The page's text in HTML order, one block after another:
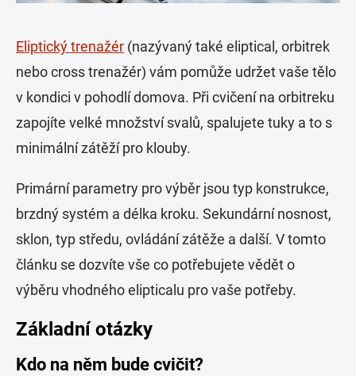
Eliptický trenažér (nazývaný také eliptical, orbitrek
nebo cross trenažér) vám pomůže udržet vaše tělo
v kondici v pohodlí domova. Při cvičení na orbitreku
zapojíte velké množství svalů, spalujete tuky a to s
minimální zátěží pro klouby.
Primární parametry pro výběr jsou typ konstrukce,
brzdný systém a délka kroku. Sekundární nosnost,
sklon, typ středu, ovládání zátěže a další. V tomto
článku se dozvíte vše co potřebujete vědět o
výběru vhodného elipticalu pro vaše potřeby.
Základní otázky
Kdo na něm bude cvičit?